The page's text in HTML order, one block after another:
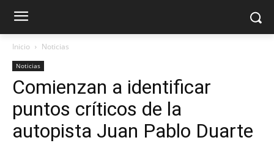
Inicio Noticias
Noticias
Comienzan a identificar
puntos críticos de la
autopista Juan Pablo Duarte